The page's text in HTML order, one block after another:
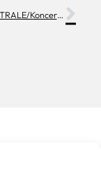
06.08./MAESTRALE/Koncert Vinka Čemeraša i Petre Šošić